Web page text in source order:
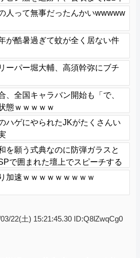
人って無事だったんかいwwwww
が酷暑過ぎて蚊が全く居ない件
ーパー堀大輔、高須幹弥にブチ
、全国キャラバン開始も「で、
態ｗｗｗｗｗ
ハゲにやられたJKがたくさんい
を願う式典なのに防弾ガラスと
で囲まれた壇上でスピーチする
」
加速ｗｗｗｗｗｗｗｗｗ
22(土) 15:21:45.30 ID:Q8lZwqCg0